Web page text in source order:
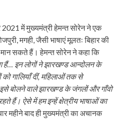
2021 में मुख्यमंत्री हेमन्त सोरेन ने एक
मगही, जैसी भाषाएं मूलतः बिहार की
सकते हैं। हेमन्त सोरेन ने कहा कि
हैं… इन लोगों ने झारखण्ड आन्दोलन के
को गालियाँ दीं, महिलाओं तक से
बोलने वाले झारखण्ड के जंगलों और गाँवो
हैं। ऐसे में हम इन्हें क्षेत्रीय भाषाओं का
महीने बाद ही मुख्यमंत्री का अचानक